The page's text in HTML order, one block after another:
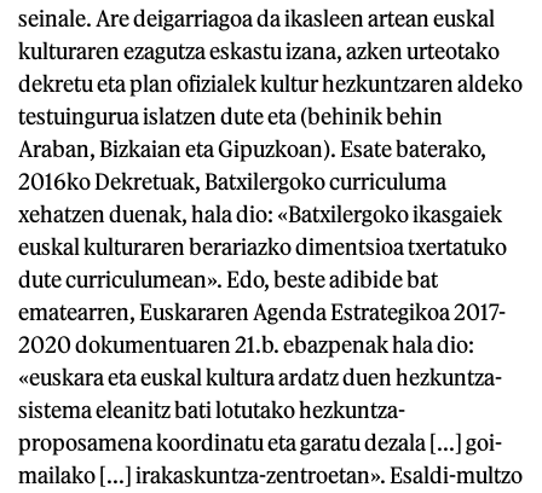
seinale. Are deigarriagoa da ikasleen artean euskal
kulturaren ezagutza eskastu izana, azken urteotako
dekretu eta plan ofizialek kultur hezkuntzaren aldeko
testuingurua islatzen dute eta (behinik behin
Araban, Bizkaian eta Gipuzkoan). Esate baterako,
2016ko Dekretuak, Batxilergoko curriculuma
xehatzen duenak, hala dio: «Batxilergoko ikasgaiek
euskal kulturaren berariazko dimentsioa txertatuko
dute curriculumean». Edo, beste adibide bat
ematearren, Euskararen Agenda Estrategikoa 2017-
2020 dokumentuaren 21.b. ebazpenak hala dio:
«euskara eta euskal kultura ardatz duen hezkuntza-
sistema eleanitz bati lotutako hezkuntza-
proposamena koordinatu eta garatu dezala [...] goi-
mailako [...] irakaskuntza-zentroetan». Esaldi-multzo